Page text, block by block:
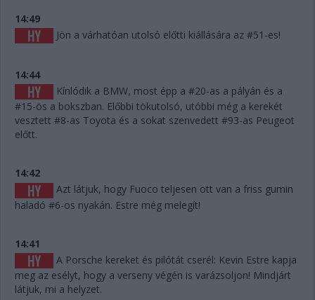
14:49
Jön a várhatóan utolsó előtti kiállására az #51-es!
14:44
Kínlódik a BMW, most épp a #20-as a pályán és a
#15-ös a bokszban. Előbbi tökutolsó, utóbbi még a kerekét
vesztett #8-as Toyota és a sokat szenvedett #93-as Peugeot
előtt.
14:42
Azt látjuk, hogy Fuoco teljesen ott van a friss gumin
haladó #6-os nyakán. Estre még melegít!
14:41
A Porsche kereket és pilótát cserél: Kevin Estre kapja
meg az esélyt, hogy a verseny végén is varázsoljon! Mindjárt
látjuk, mi a helyzet.